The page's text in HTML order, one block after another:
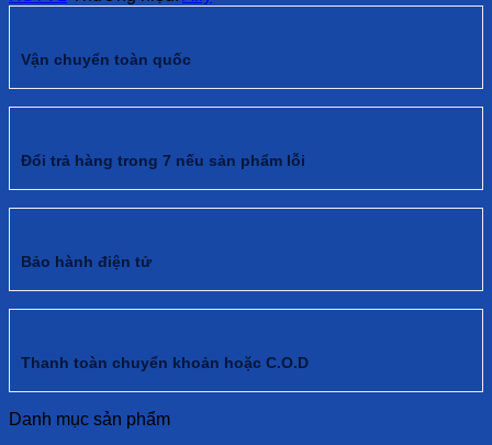
Vận chuyển toàn quốc
Đổi trả hàng trong 7 nếu sản phẩm lỗi
Bảo hành điện tử
Thanh toàn chuyển khoản hoặc C.O.D
Danh mục sản phẩm